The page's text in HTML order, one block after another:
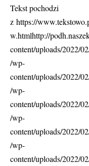
Tekst pochodzi
z https://
w.htmlhttp://
content/uploads/2022/
/wp-
content/uploads/2022/
/wp-
content/uploads/2022/
/wp-
content/uploads/2022/
/wp-
content/uploads/2022/